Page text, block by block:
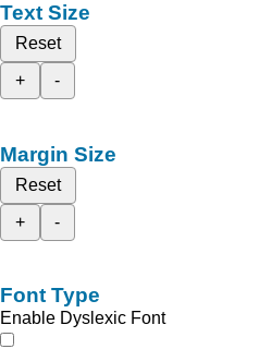
Text Size
Reset
+
-
Margin Size
Reset
+
-
Font Type
Enable Dyslexic Font